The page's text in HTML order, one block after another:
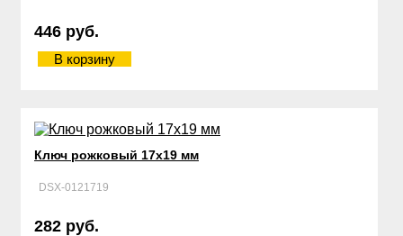
446 руб.
В корзину
Ключ рожковый 17х19 мм
DSX-0121719
282 руб.